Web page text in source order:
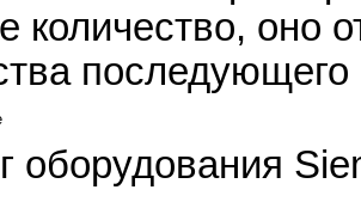
количество, оно
оборудования